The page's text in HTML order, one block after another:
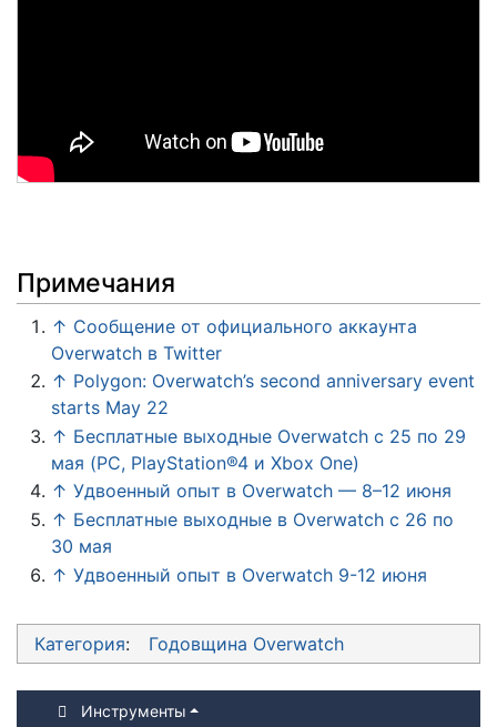
Примечания
↑ Сообщение от официального аккаунта
Overwatch в Twitter
↑ Polygon: Overwatch’s second anniversary event
starts May 22
↑ Бесплатные выходные Overwatch с 25 по 29
мая (PC, PlayStation®4 и Xbox One)
↑ Удвоенный опыт в Overwatch — 8–12 июня
↑ Бесплатные выходные в Overwatch с 26 по
30 мая
↑ Удвоенный опыт в Overwatch 9-12 июня
Категория: Годовщина Overwatch
Инструменты